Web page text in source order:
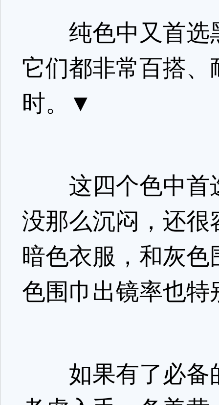
纯色中又首选
它们都非常百搭
时。▼
这四个色中首
没那么沉闷，还
暗色衣服，和灰
色围巾出镜率也
如果有了必备